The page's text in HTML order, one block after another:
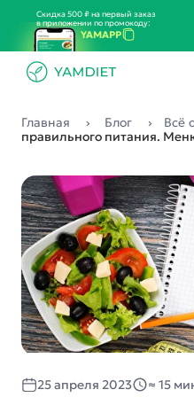
Скидка 500 ₽ на первый заказ
в приложении по промокоду:
YAMAPP
Главная Блог Всё
правильного питания.
25 апреля 2023 ≈ 15